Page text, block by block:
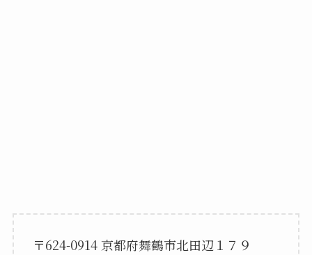
〒624-0914 京都府舞鶴市北田辺１７９